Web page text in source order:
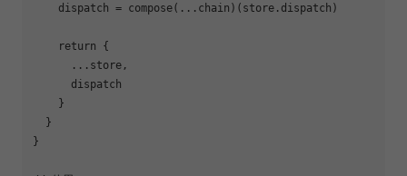
    dispatch = compose(...chain)(store.dispatch)
return {
      ...store,
      dispatch
    }
  }
}